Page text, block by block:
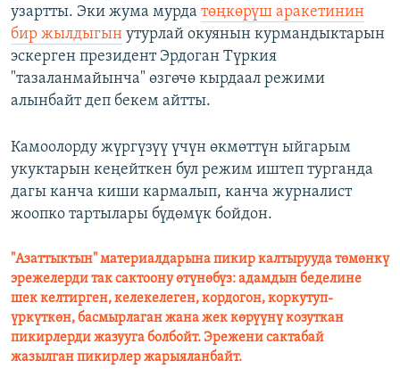
узартты. Эки жума мурда төңкөрүш аракетинин
бир жылдыгын утурлай окуянын курмандыктарын
эскерген президент Эрдоган Түркия
"тазаланмайынча" өзгөчө кырдаал режими
алынбайт деп бекем айтты.
Камоолорду жүргүзүү үчүн өкмөттүн ыйгарым
укуктарын кеңейткен бул режим иштеп турганда
дагы канча киши кармалып, канча журналист
жоопко тартылары бүдөмүк бойдон.
"Азаттыктын" материалдарына пикир калтырууда төмөнкү
эрежелерди так сактоону өтүнөбүз: адамдын беделине
шек келтирген, келекелеген, кордогон, коркутуп-
үркүткөн, басмырлаган жана жек көрүүнү козуткан
пикирлерди жазууга болбойт. Эрежени сактабай
жазылган пикирлер жарыяланбайт.